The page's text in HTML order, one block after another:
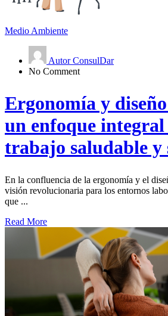
Medio Ambiente
Autor ConsulDar
No Comment
Ergonomía y
un enfoque
trabajo saludable y
En la confluencia de la ergonomía y el
visión revolucionaria para los entornos
que ...
Read More